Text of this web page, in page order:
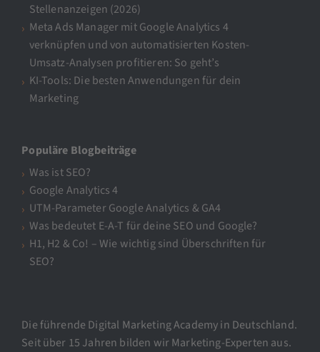
Stellenanzeigen (2026)
Meta Ads Manager mit Google Analytics 4
verknüpfen und von automatisierten Kosten-
Umsatz-Analysen profitieren: So geht’s
KI-Tools: Die besten Anwendungen für dein
Marketing
Populäre Blogbeiträge
Was ist SEO?
Google Analytics 4
UTM-Parameter Google Analytics & GA4
Was bedeutet E-A-T für deine SEO und Google?
H1, H2 & Co! – Wie wichtig sind Überschriften für
SEO?
Die führende Digital Marketing Academy in Deutschland.
Seit über 15 Jahren bilden wir Marketing-Experten aus.